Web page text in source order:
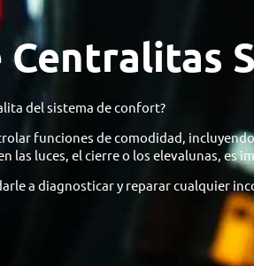
Centralitas
del sistema de confort?
funciones de comodidad,
las luces, el cierre o los elevalunas, es
a diagnosticar y reparar cualquier